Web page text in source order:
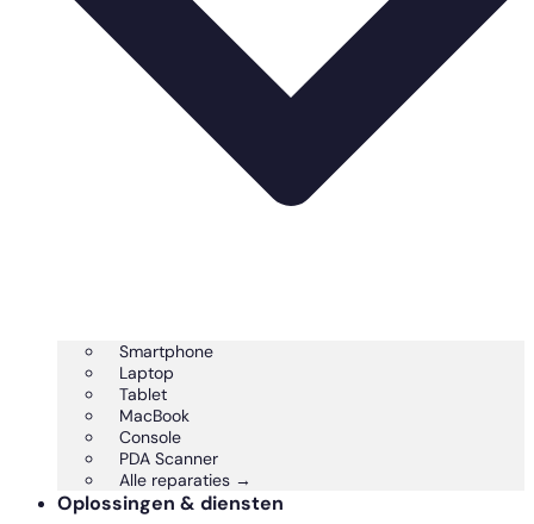
Smartphone
Laptop
Tablet
MacBook
Console
PDA Scanner
Alle reparaties →
Oplossingen & diensten